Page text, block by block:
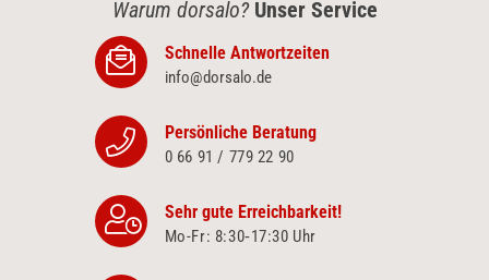
Warum dorsalo? Unser Service
Schnelle Antwortzeiten
info@dorsalo.de
Persönliche Beratung
0 66 91 / 779 22 90
Sehr gute Erreichbarkeit!
Mo-Fr: 8:30‑17:30 Uhr